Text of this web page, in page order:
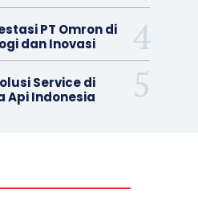
PT Omron di
dan Inovasi
Service di
Api Indonesia